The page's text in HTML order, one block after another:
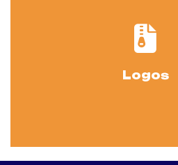
Logos
Descargar